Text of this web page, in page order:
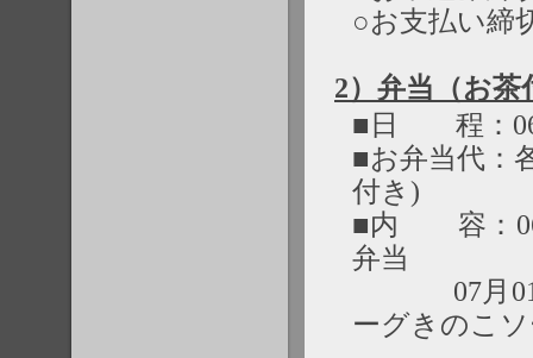
○お支払い締
2）弁当（お
■日 程：06
■お弁当代：
付き)
■内 容：06
弁当
07月
ーグきのこ